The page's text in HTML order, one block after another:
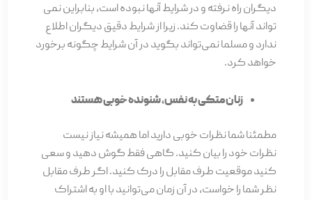
دیگران راه نرفته و در شرایط آن­ها نبوده است، بنابراین نمی­‌
تواند آن­ها را قضاوت کند. زیرا از شرایط دقیق دیگران اطلاع
ندارد و مسلما نمی‌­تواند بگوید در آن شرایط چگونه برخورد
خواهد کرد.
زنان متکی به نفس، شنونده خوبی هستند
مطمئنا شما نظرات خوبی دارید اما همیشه نیاز نیست
نظرات خود را بیان کنید. گاهی فقط گوش دهید و سعی
کنید موقعیت طرف مقابل را درک کنید. اگر طرف مقابل
نظر شما را خواست، در آن زمان می‌­توانید با او به اشتراک